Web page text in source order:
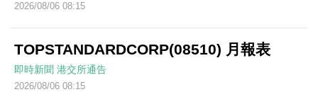
2026/08/06 08:15
TOPSTANDARDCORP(08510) 月報表
即時新聞 港交所通告
2026/08/06 08:15